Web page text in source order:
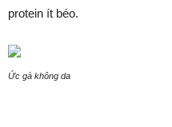
protein ít béo.
Ức gà không da